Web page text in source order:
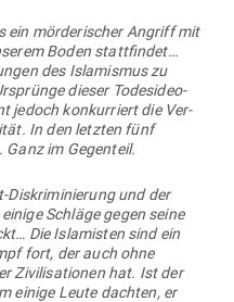
ein mör­de­ri­scher Angriff mit
Boden statt­findet…
des Isla­mismus zu
dieser Todes­ideo­
jedoch kon­kur­riert die Ver­
In den letzten fünf
im Gegenteil.
Dis­kri­mi­nierung und der
Schläge gegen seine
Die Isla­misten sind ein
fort, der auch ohne
Zivi­li­sa­tionen hat. Ist der
einige Leute dachten, er